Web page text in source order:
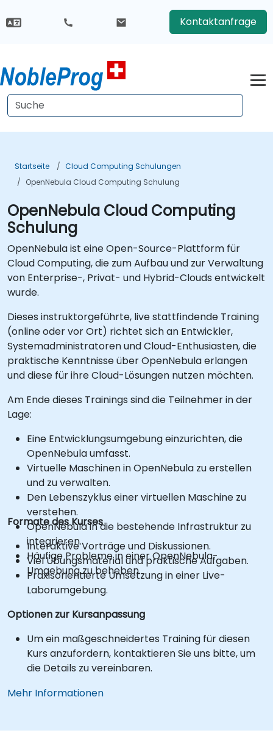
Kontaktanfrage
Startseite
Cloud Computing Schulungen
OpenNebula Cloud Computing Schulung
OpenNebula Cloud Computing
Schulung
OpenNebula ist eine Open-Source-Plattform für
Cloud Computing, die zum Aufbau und zur Verwaltung
von Enterprise-, Privat- und Hybrid-Clouds entwickelt
wurde.
Dieses instruktorgeführte, live stattfindende Training
(online oder vor Ort) richtet sich an Entwickler,
Systemadministratoren und Cloud-Enthusiasten, die
praktische Kenntnisse über OpenNebula erlangen
und diese für ihre Cloud-Lösungen nutzen möchten.
Am Ende dieses Trainings sind die Teilnehmer in der
Lage:
Eine Entwicklungsumgebung einzurichten, die
OpenNebula umfasst.
Virtuelle Maschinen in OpenNebula zu erstellen
und zu verwalten.
Den Lebenszyklus einer virtuellen Maschine zu
verstehen.
OpenNebula in die bestehende Infrastruktur zu
integrieren.
Häufige Probleme in einer OpenNebula-
Umgebung zu beheben.
Formate des Kurses
Interaktive Vorträge und Diskussionen.
Viel Übungsmaterial und praktische Aufgaben.
Praxisorientierte Umsetzung in einer Live-
Laborumgebung.
Optionen zur Kursanpassung
Um ein maßgeschneidertes Training für diesen
Kurs anzufordern, kontaktieren Sie uns bitte, um
die Details zu vereinbaren.
Mehr Informationen